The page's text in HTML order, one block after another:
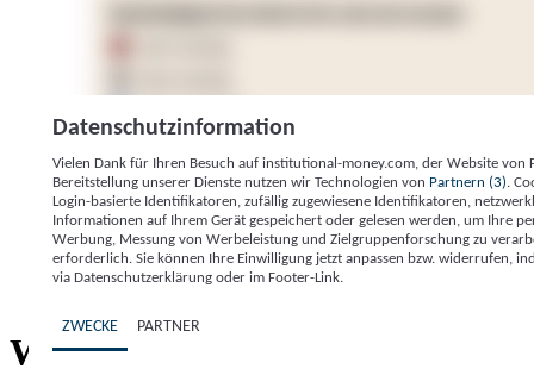
Institutional Money
ImpressumDatenschutzerklärung
Willkommen bei
Datenschutzinformation
Vielen Dank für Ihren Besuch auf institutional-money.com, der Website von
Bereitstellung unserer Dienste nutzen wir Technologien von Partnern (3) .
Login-basierte Identifikatoren, zufällig zugewiesene Identifikatoren,
Informationen auf Ihrem Gerät gespeichert oder gelesen werden, um Ihre
Werbung, Messung von Werbeleistung und Zielgruppenforschung zu
erforderlich. Sie können Ihre Einwilligung jetzt anpassen bzw. widerrufen,
via Datenschutzerklärung oder im Footer-Link.
ZWECKE PARTNER